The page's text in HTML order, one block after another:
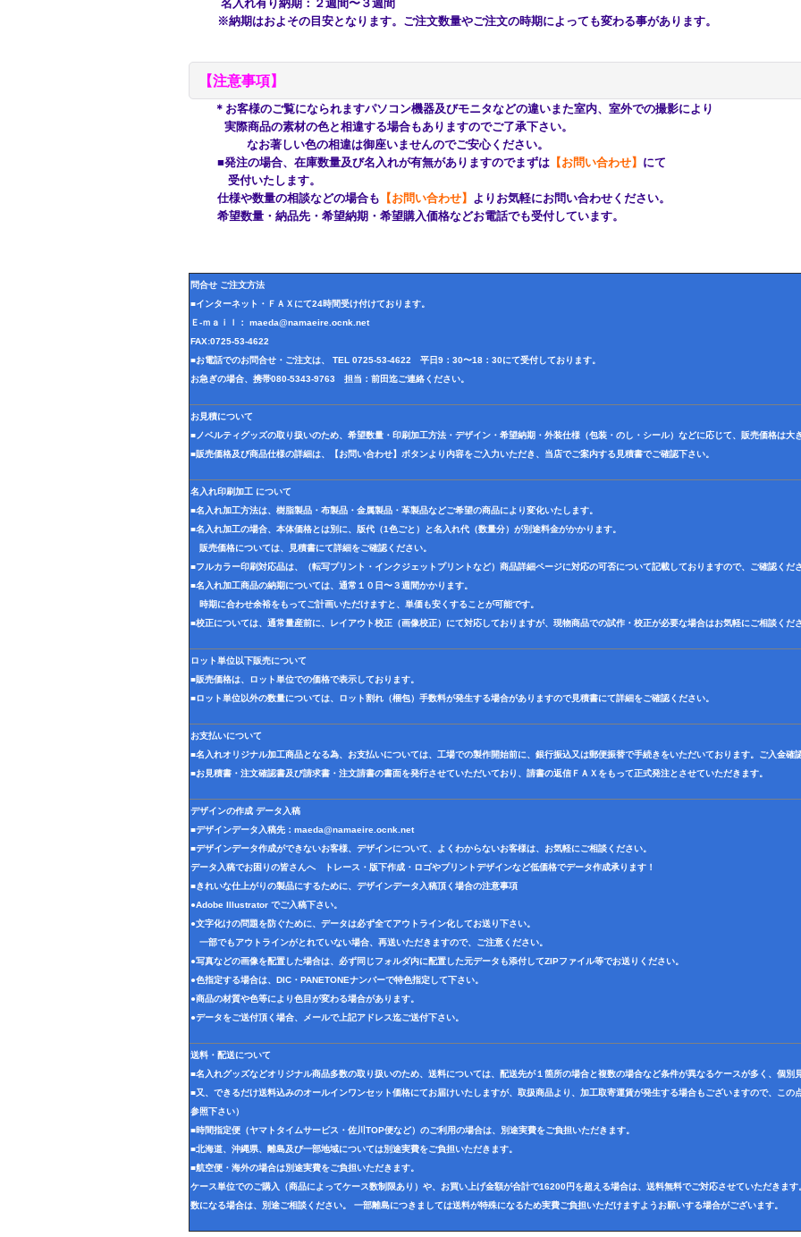
名入れ有り納期：２週間〜３週間
※納期はおよその目安となります。ご注文数量やご注文の時期によっても変わる事があります。
【注意事項】
＊お客様のご覧になられますパソコン機器及びモニタなどの違いまた室内、室外での撮影により
実際商品の素材の色と相違する場合もありますのでご了承下さい。
なお著しい色の相違は御座いませんのでご安心ください。
■発注の場合、在庫数量及び名入れが有無がありますのでまずは 【お問い合わせ】 にて
受付いたします。
仕様や数量の相談などの場合も 【お問い合わせ】 よりお気軽にお問い合わせください。
希望数量・納品先・希望納期・希望購入価格などお電話でも受付しています。
問合せ ご注文方法
■インターネット・ＦＡＸにて24時間受け付けております。
Ｅ-ｍａｉｌ： maeda@namaeire.ocnk.net
FAX:0725-53-4622
■お電話でのお問合せ・ご注文は、 TEL 0725-53-4622 平日9：30〜18：30にて受付しております。
お急ぎの場合、携帯080-5343-9763 担当：前田迄ご連絡ください。
お見積について
■ノベルティグッズの取り扱いのため、希望数量・印刷加工方法・デザイン・希望納期・外装仕様（包装・のし・シール）などに応じて、販売価格は大
■販売価格及び商品仕様の詳細は、【お問い合わせ】ボタンより内容をご入力いただき、当店でご案内する見積書でご確認下さい。
名入れ印刷加工 について
■名入れ加工方法は、樹脂製品・布製品・金属製品・革製品などご希望の商品により変化いたします。
■名入れ加工の場合、本体価格とは別に、版代（1色ごと）と名入れ代（数量分）が別途料金がかかります。
販売価格については、見積書にて詳細をご確認ください。
■フルカラー印刷対応品は、（転写プリント・インクジェットプリントなど）商品詳細ページに対応の可否について記載しておりますので、ご確認くださ
■名入れ加工商品の納期については、通常１０日〜３週間かかります。
時期に合わせ余裕をもってご計画いただけますと、単価も安くすることが可能です。
■校正については、通常量産前に、レイアウト校正（画像校正）にて対応しておりますが、現物商品での試作・校正が必要な場合はお気軽にご相談くださ
ロット単位以下販売について
■販売価格は、ロット単位での価格で表示しております。
■ロット単位以外の数量については、ロット割れ（梱包）手数料が発生する場合がありますので見積書にて詳細をご確認ください。
お支払いについて
■名入れオリジナル加工商品となる為、お支払いについては、工場での製作開始前に、銀行振込又は郵便振替で手続きをいただいております。ご入金確
■お見積書・注文確認書及び請求書・注文請書の書面を発行させていただいており、請書の返信ＦＡＸをもって正式発注とさせていただきます。
デザインの作成 データ入稿
■デザインデータ入稿先： maeda@namaeire.ocnk.net
■デザインデータ作成ができないお客様、デザインについて、よくわからないお客様は、お気軽にご相談ください。
データ入稿でお困りの皆さんへ トレース・版下作成・ロゴやプリントデザインなど低価格でデータ作成承ります！
■きれいな仕上がりの製品にするために、デザインデータ入稿頂く場合の注意事項
●Adobe Illustrator でご入稿下さい。
●文字化けの問題を防ぐために、データは必ず全てアウトライン化してお送り下さい。
一部でもアウトラインがとれていない場合、再送いただきますので、ご注意ください。
●写真などの画像を配置した場合は、必ず同じフォルダ内に配置した元データも添付してZIPファイル等でお送りください。
●色指定する場合は、DIC・PANETONEナンバーで特色指定して下さい。
●商品の材質や色等により色目が変わる場合があります。
●データをご送付頂く場合、メールで上記アドレス迄ご送付下さい。
送料・配送について
■名入れグッズなどオリジナル商品多数の取り扱いのため、送料については、配送先が１箇所の場合と複数の場合など条件が異なるケースが多く、個別
■又、できるだけ送料込みのオールインワンセット価格にてお届けいたしますが、取扱商品より、加工取寄運賃が発生する場合もございますので、こ
参照下さい）
■時間指定便（ヤマトタイムサービス・佐川TOP便など）のご利用の場合は、別途実費をご負担いただきます。
■北海道、沖縄県、離島及び一部地域については別途実費をご負担いただきます。
■航空便・海外の場合は別途実費をご負担いただきます。
ケース単位でのご購入（商品によってケース数制限あり）や、お買い上げ金額が合計で16200円を超える場合は、送料無料でご対応させていただきま
数になる場合は、別途ご相談ください。 一部離島につきましては送料が特殊になるため実費ご負担いただけますようお願いする場合がございます。